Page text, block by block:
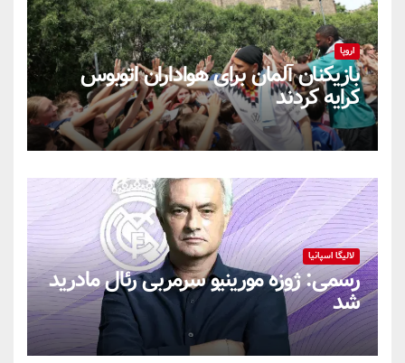
اروپا
بازیکنان آلمان برای هواداران اتوبوس
کرایه کردند
لالیگا اسپانیا
رسمی: ژوزه مورینیو سرمربی رئال مادرید
شد